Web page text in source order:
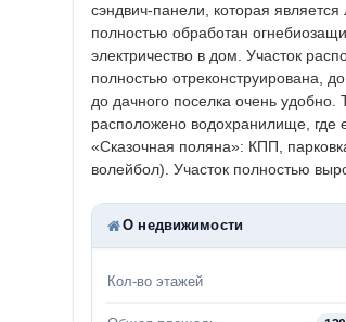
сэндвич-панели, которая
полностью обработан
электричество в дом. Участок
полностью отреконструирована,
до дачного поселка очень
расположено водохранилище, где
«Сказочная поляна»: КПП,
волейбол). Участок полностью
О недвижимости
Кол-во этажей